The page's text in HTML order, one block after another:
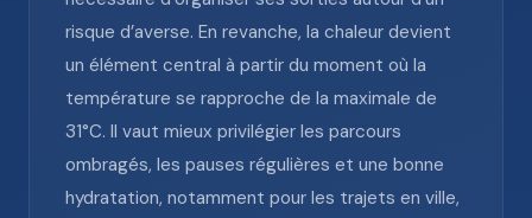
risque d’averse. En revanche, la chaleur devient
un élément central à partir du moment où la
température se rapproche de la maximale de
31°C. Il vaut mieux privilégier les parcours
ombragés, les pauses régulières et une bonne
hydratation, notamment pour les trajets en ville,